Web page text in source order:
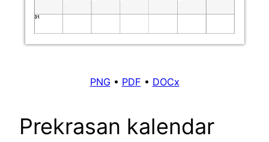
PNG • PDF • DOCx
Prekrasan kalendar